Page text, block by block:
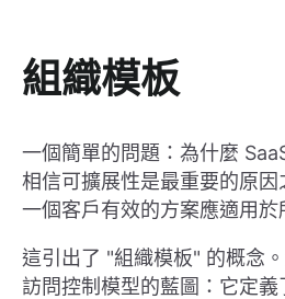
組織模板
一個簡單的問題：為什麼
相信可擴展性是最重要的原
一個客戶有效的方案應適用於
這引出了 "組織模板" 的概念
訪問控制模型的藍圖：它定